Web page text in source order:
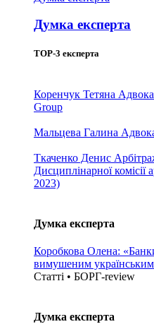
Думка експерта
TOP-3 експерта
Коренчук Тетяна
Group
Мальцева Галина
Ткаченко Денис
Дисциплінарної
2023)
Думка експерта
Коробкова Олена:
вимушеним
Статті • БОРГ-review
Думка експерта